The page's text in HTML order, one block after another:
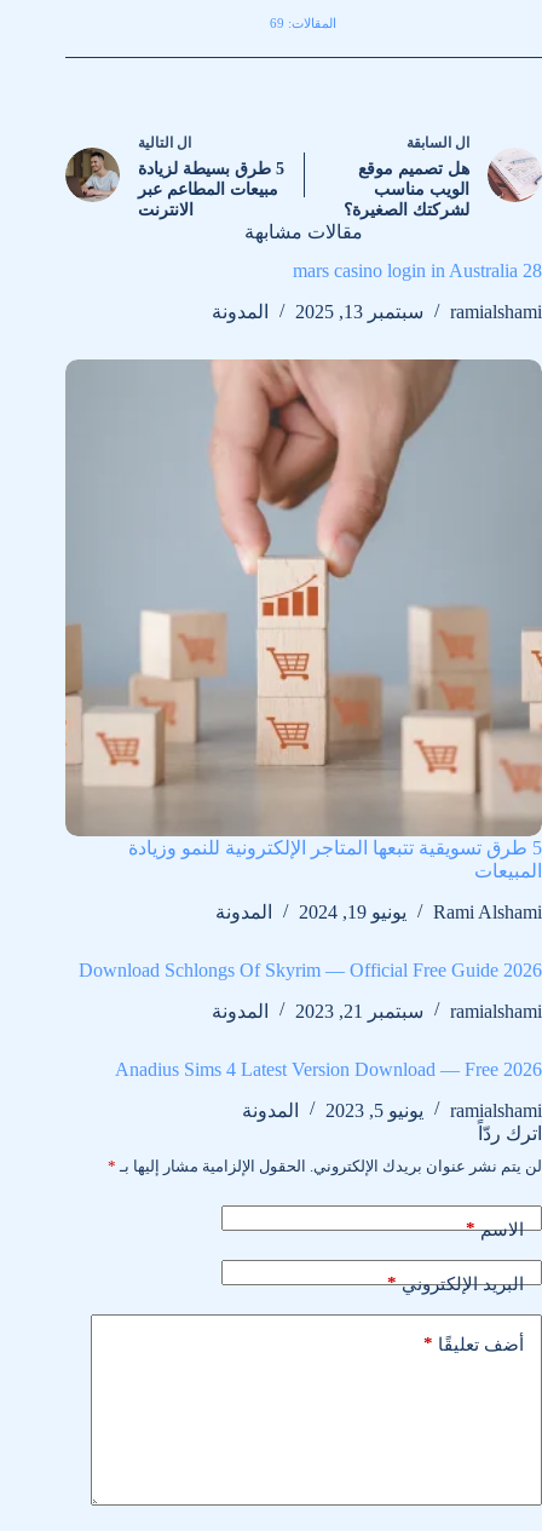
المقالات: 69
ال السابقة
هل تصميم موقع
الويب مناسب
لشركتك الصغيرة؟
ال التالية
5 طرق بسيطة لزيادة
مبيعات المطاعم عبر
الانترنت
مقالات مشابهة
28 mars casino login in Australia
ramialshami
سبتمبر 13, 2025 المدونة
5 طرق تسويقية تتبعها المتاجر الإلكترونية للنمو وزيادة
المبيعات
Rami Alshami
يونيو 19, 2024 المدونة
Download Schlongs Of Skyrim — Official Free Guide 2026
ramialshami
سبتمبر 21, 2023 المدونة
Anadius Sims 4 Latest Version Download — Free 2026
ramialshami
يونيو 5, 2023
المدونة
اترك ردّاً
لن يتم نشر عنوان بريدك الإلكتروني. الحقول الإلزامية مشار إليها بـ *
الاسم*
البريد الإلكتروني*
أضف تعليقًا *